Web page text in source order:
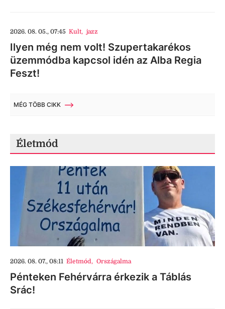
2026. 08. 05., 07:45 Kult, jazz
Ilyen még nem volt! Szupertakarékos
üzemmódba kapcsol idén az Alba Regia
Feszt!
MÉG TÖBB CIKK
Életmód
2026. 08. 07., 08:11 Életmód, Országalma
Pénteken Fehérvárra érkezik a Táblás
Srác!